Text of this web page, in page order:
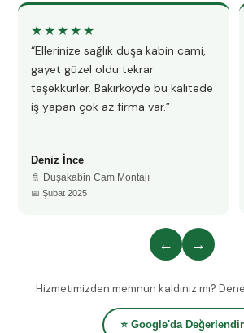
★★★★★
“Ellerinize sağlık duşa kabin cami,
gayet güzel oldu tekrar
teşekkürler. Bakırköyde bu kalitede
iş yapan çok az firma var.”
Deniz İnce
🚿 Duşakabin Cam Montajı
📅 Şubat 2025
← →
Hizmetimizden memnun kaldınız mı?
⭐ Google'da Değerlendir